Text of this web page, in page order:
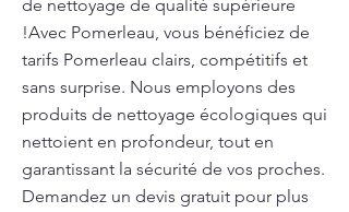
de nettoyage de qualité supérieure
!Avec Pomerleau, vous bénéficiez de
tarifs Pomerleau clairs, compétitifs et
sans surprise. Nous employons des
produits de nettoyage écologiques qui
nettoient en profondeur, tout en
garantissant la sécurité de vos proches.
Demandez un devis gratuit pour plus